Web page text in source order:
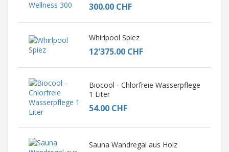
300.00 CHF
Whirlpool Spiez
12'375.00 CHF
Biocool - Chlorfreie Wasserpflege
1 Liter
54.00 CHF
Sauna Wandregal aus Holz